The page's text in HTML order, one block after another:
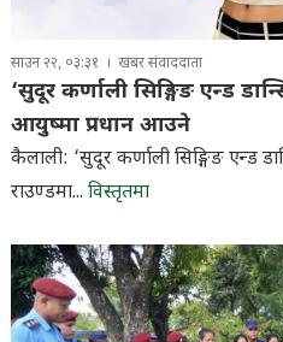
साउन २२, ०३:३१ खबर संवाददाता
‘सुदूर कर्णाली सिङ्गिङ एन्ड
आयुष्मा प्रधान आउने
कैलाली: ‘सुदूर कर्णाली सिङ्गिङ एन्ड
राउण्डमा... विस्तृतमा